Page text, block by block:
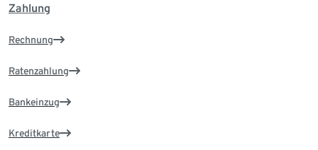
Zahlung
Rechnung
Ratenzahlung
Bankeinzug
Kreditkarte